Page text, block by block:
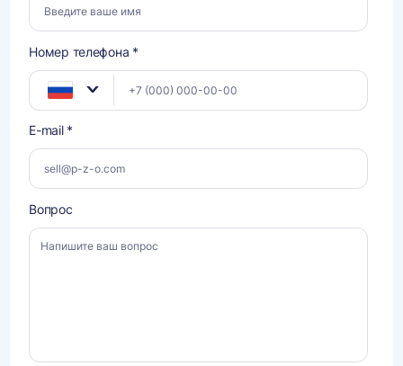
Номер телефона *
E-mail *
Вопрос